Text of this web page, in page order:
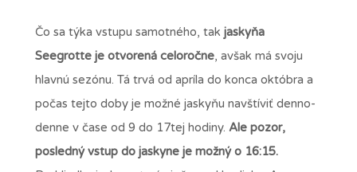
Čo sa týka vstupu samotného, tak jaskyňa
Seegrotte je otvorená celoročne, avšak má svoju
hlavnú sezónu. Tá trvá od apríla do konca októbra a
počas tejto doby je možné jaskyňu navštíviť denno-
denne v čase od 9 do 17tej hodiny. Ale pozor,
posledný vstup do jaskyne je možný o 16:15.